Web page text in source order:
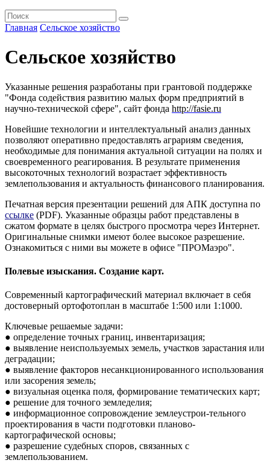
Главная Сельское хозяйство
Сельское хозяйство
Указанные решения разработаны при грантовой поддержке
"Фонда содействия развитию малых форм предприятий в
научно-технической сфере", сайт фонда http://fasie.ru
Новейшие технологии и интеллектуальный анализ данных
позволяют оперативно предоставлять аграриям сведения,
необходимые для понимания актуальной ситуации на полях и
своевременного реагирования. В результате применения
высокоточных технологий возрастает эффективность
землепользования и актуальность финансового планирования.
Печатная версия презентации решений для АПК доступна по
ссылке (PDF). Указанные образцы работ представлены в
сжатом формате в целях быстрого просмотра через Интернет.
Оригинальные снимки имеют более высокое разрешение.
Ознакомиться с ними вы можете в офисе "ПРОМаэро".
Полевые изыскания. Создание карт.
Современный картографический материал включает в себя
достоверный ортофотоплан в масштабе 1:500 или 1:1000.
Ключевые решаемые задачи:
● определение точных границ, инвентаризация;
● выявление неиспользуемых земель, участков зарастания или
деградации;
● выявление факторов несанкционированного использования
или засорения земель;
● визуальная оценка поля, формирование тематических карт;
● решение для точного земледелия;
● информационное сопровождение землеустрои-тельного
проектирования в части подготовки планово-
картографической основы;
● разрешение судебных споров, связанных с
землепользованием.